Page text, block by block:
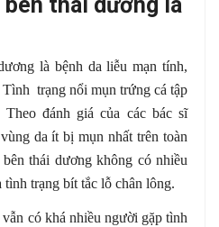
là bệnh da liễu mạn tính,
Tình trạng nổi mụn trứng cá tập
đánh giá của các bác sĩ
da ít bị mụn nhất trên toàn
thái dương không có nhiều
trạng bít tắc lỗ chân lông.
có khá nhiều người gặp tình